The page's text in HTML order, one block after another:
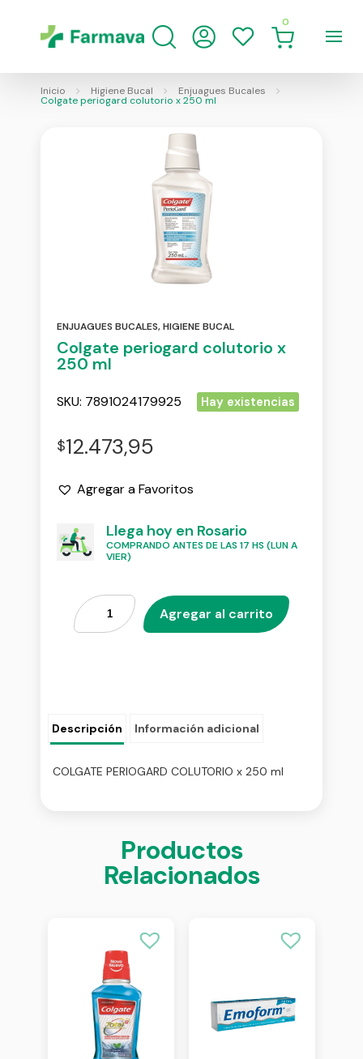
0
Inicio Higiene Bucal Enjuagues Bucales
Colgate periogard colutorio x 250 ml
ENJUAGUES BUCALES,HIGIENE BUCAL
Colgate periogard colutorio x
250 ml
SKU: 7891024179925 Hay existencias
$12.473,95
Agregar a Favoritos
Llega hoy en Rosario
COMPRANDO ANTES DE LAS 17 HS (LUN A
VIER)
Agregar al carrito
Descripción Información adicional
COLGATE PERIOGARD COLUTORIO x 250 ml
Productos
Relacionados